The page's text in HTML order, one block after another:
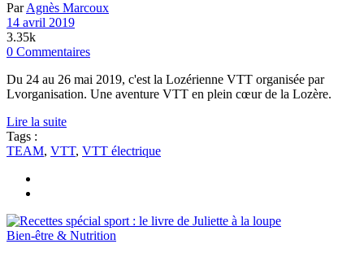
ParAgnès Marcoux
14 avril 2019
3.35k
0 Commentaires
Du 24 au 26 mai 2019, c'est la Lozérienne VTT organisée par
Lvorganisation. Une aventure VTT en plein cœur de la Lozère.
Lire la suite
Tags :
TEAM, VTT, VTT électrique
Bien-être & Nutrition